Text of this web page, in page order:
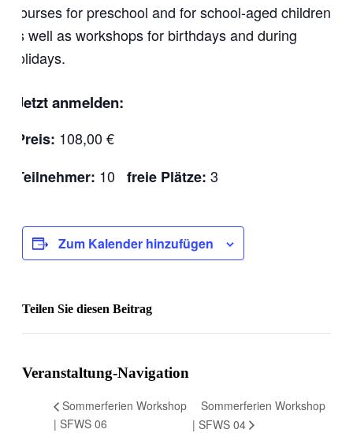
Courses for preschool and for school-aged children
as well as workshops for birthdays and during
holidays.
Jetzt anmelden:
Preis: 108,00 €
Teilnehmer: 10freie Plätze: 3
Zum Kalender hinzufügen
Teilen Sie diesen Beitrag
Veranstaltung-Navigation
Sommerferien Workshop
| SFWS 06
Sommerferien Workshop
| SFWS 04